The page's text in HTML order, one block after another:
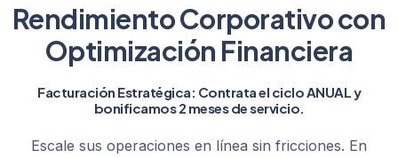
Rendimiento Corporativo con
Optimización Financiera
Facturación Estratégica: Contrata el ciclo ANUAL y
bonificamos 2 meses de servicio.
Escale sus operaciones en línea sin fricciones. En